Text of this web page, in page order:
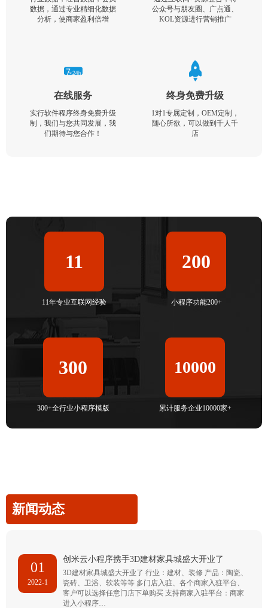
数据，通过专业精细化数据
分析，使商家盈利倍增
公众号与朋友圈、广点通、
KOL资源进行营销推广
在线服务
实行软件程序终身免费升级
制，我们与您共同发展，我
们期待与您合作！
终身免费升级
1对1专属定制，OEM定制，
随心所欲，可以做到千人千
店
11
11年专业互联网经验
200
小程序功能200+
300
300+全行业小程序模版
10000
累计服务企业10000家+
新闻动态
01
2022-1
创米云小程序携手3D建材家具城盛大开业了
3D建材家具城盛大开业了 行业：建材、装修 产品：陶瓷、
瓷砖、卫浴、软装等等 多门店入驻、各个商家入驻平台、
客户可以选择任意门店下单购买 支持商家入驻平台：商家
进入小程序…